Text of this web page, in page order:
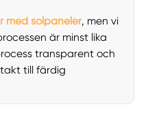
med solpaneler, men vi
är minst lika
transparent och
till färdig